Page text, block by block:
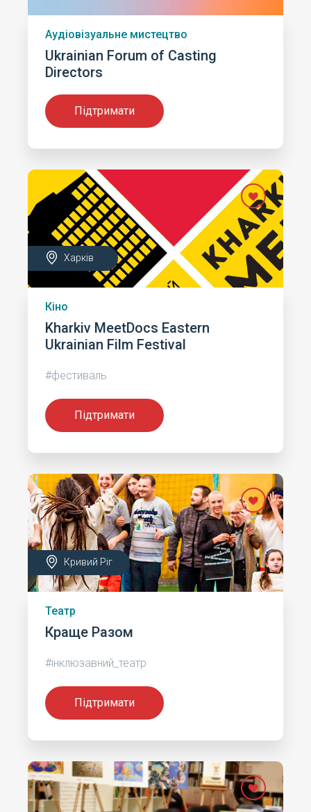
Аудіовізуальне мистецтво
Ukrainian Forum of Casting
Directors
Підтримати
Харків
Кіно
Kharkiv MeetDocs Eastern
Ukrainian Film Festival
#фестиваль
Підтримати
Кривий Ріг
Театр
Краще Разом
#інклюзавний_театр
Підтримати